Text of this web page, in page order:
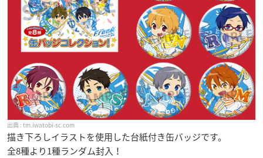
tm.iwatobi-sc.com
描き下ろしイラストを使用した台紙付き缶バッジです。
全8種より1種ランダム封入！